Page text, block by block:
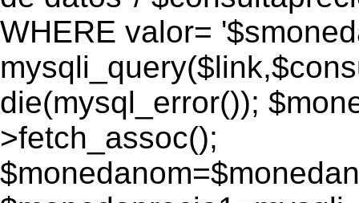
WHERE valor=
die(mysql_error());
>fetch_assoc();